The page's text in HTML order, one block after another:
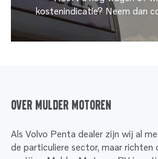
kostenindicatie? Neem dan
Over Mulder Motoren
Als Volvo Penta dealer zijn wij al
de particuliere sector, maar richten